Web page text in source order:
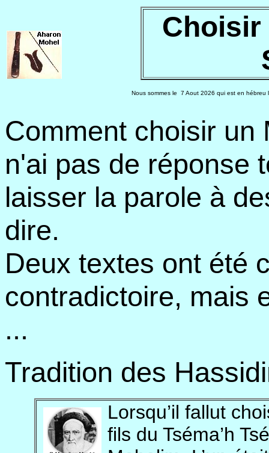
Choisir
Nous sommes le 7 Aout 2026 qui est en hébreu
Comment choisir un
n'ai pas de réponse
laisser la parole à
dire.
Deux textes ont été
contradictoire, mais
...
Tradition des
Lorsqu’il fallut
fils du Tséma’h